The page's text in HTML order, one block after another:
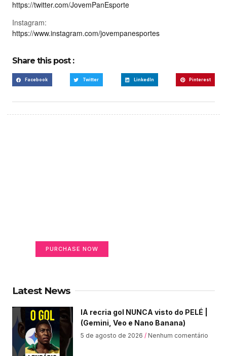
https://twitter.com/JovemPanEsporte
Instagram:
https://www.instagram.com/jovempanesportes
Share this post :
Facebook Twitter LinkedIn Pinterest
PURCHASE NOW
Latest News
IA recria gol NUNCA visto do PELÉ |
(Gemini, Veo e Nano Banana)
5 de agosto de 2026 Nenhum comentário